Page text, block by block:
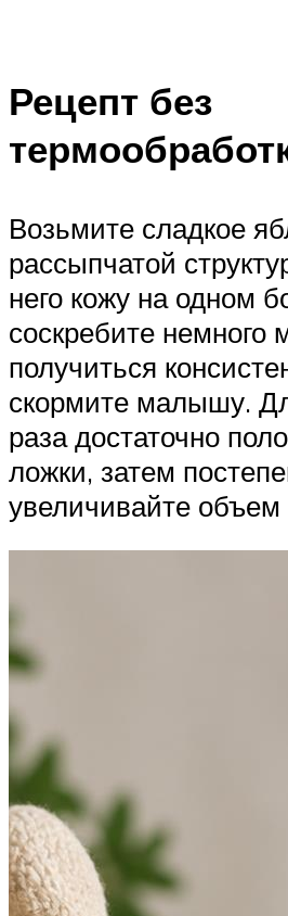
Рецепт без
Возьмите сладкое
рассыпчатой
него кожу на одном
соскребите немного
получиться
скормите малышу.
раза достаточно
ложки, затем
увеличивайте объем